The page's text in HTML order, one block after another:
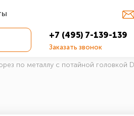
+7 (495) 7-139-139
Заказать звонок
по металлу с потайной головкой